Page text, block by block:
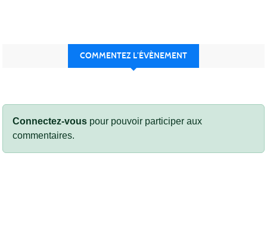
COMMENTEZ L’ÉVÈNEMENT
Connectez-vous pour pouvoir participer aux
commentaires.